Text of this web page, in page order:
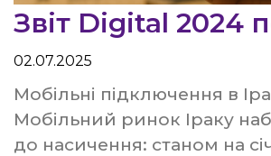
Звіт Digital 2024
02.07.2025
Мобільні підключення в
Мобільний ринок Іраку
до насичення: станом на